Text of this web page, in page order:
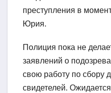
преступления в
Юрия.
Полиция пока не
заявлений о
свою работу по сбору
свидетелей.